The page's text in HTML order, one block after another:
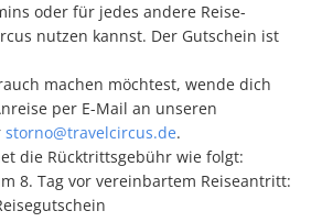
oder für jedes andere Reise-
nutzen kannst. Der Gutschein ist
machen möchtest, wende dich
per E-Mail an unseren
storno@travelcircus.de.
die Rücktrittsgebühr wie folgt:
8. Tag vor vereinbartem Reiseantritt: